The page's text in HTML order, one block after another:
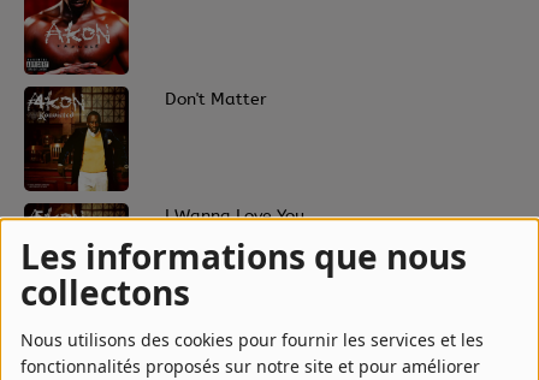
Les informations que nous
collectons
Nous utilisons des cookies pour fournir les services et les
fonctionnalités proposés sur notre site et pour améliorer
4 Don't Matter
5 I Wanna Love You
6 Beautiful